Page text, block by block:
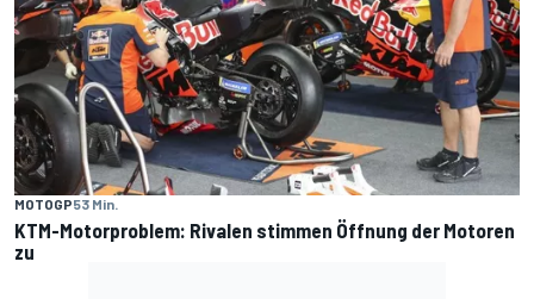
MOTOGP53 Min.
KTM-Motorproblem: Rivalen stimmen Öffnung der Motoren
zu